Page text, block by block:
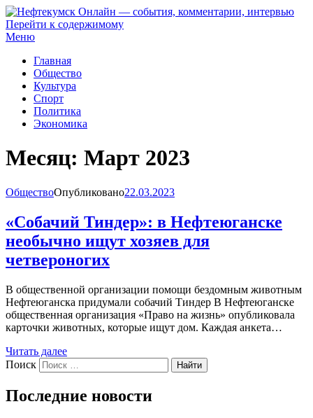
Нефтекумск Онлайн — события, комментарии, интервью
Перейти к содержимому
Меню
Главная
Общество
Культура
Спорт
Политика
Экономика
Месяц: Март 2023
ОбществоОпубликовано22.03.2023
«Собачий Тиндер»: в Нефтеюганске
необычно ищут хозяев для
четвероногих
В общественной организации помощи бездомным животным
Нефтеюганска придумали собачий Тиндер В Нефтеюганске
общественная организация «Право на жизнь» опубликовала
карточки животных, которые ищут дом. Каждая анкета…
Читать далее
Поиск
Найти
Последние новости